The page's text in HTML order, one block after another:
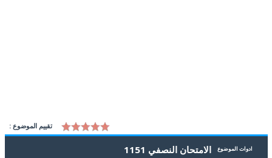
تقييم الموضوع :
ادوات الموضوع الامتحان النصفي 1151